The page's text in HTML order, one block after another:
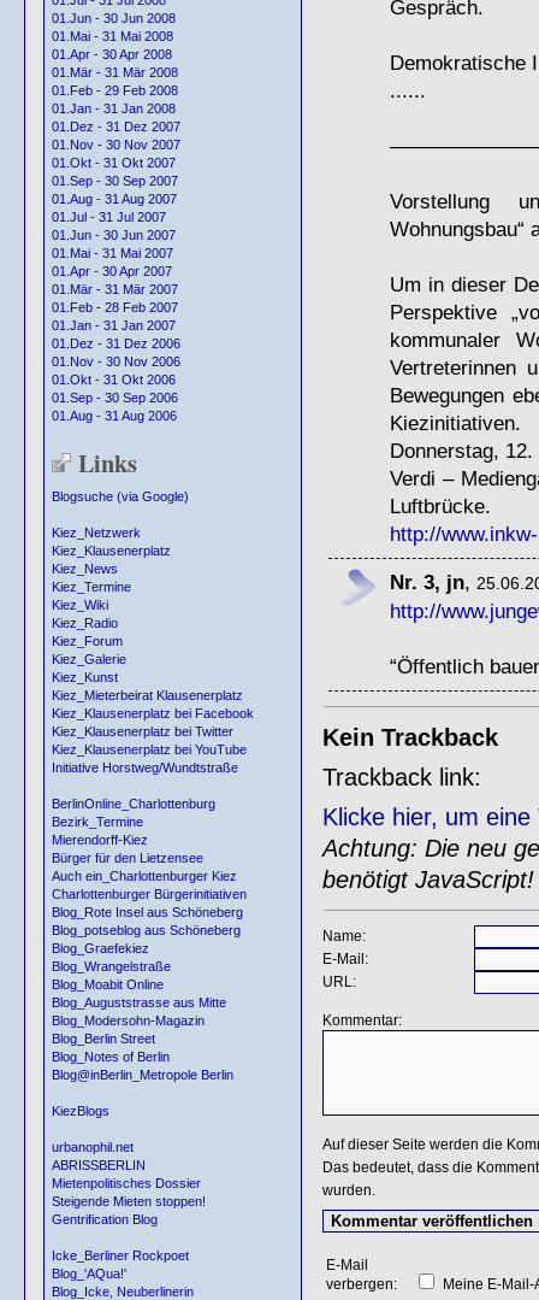
01.Jun - 30 Jun 2008
01.Mai - 31 Mai 2008
01.Apr - 30 Apr 2008
01.Mär - 31 Mär 2008
01.Feb - 29 Feb 2008
01.Jan - 31 Jan 2008
01.Dez - 31 Dez 2007
01.Nov - 30 Nov 2007
01.Okt - 31 Okt 2007
01.Sep - 30 Sep 2007
01.Aug - 31 Aug 2007
01.Jul - 31 Jul 2007
01.Jun - 30 Jun 2007
01.Mai - 31 Mai 2007
01.Apr - 30 Apr 2007
01.Mär - 31 Mär 2007
01.Feb - 28 Feb 2007
01.Jan - 31 Jan 2007
01.Dez - 31 Dez 2006
01.Nov - 30 Nov 2006
01.Okt - 31 Okt 2006
01.Sep - 30 Sep 2006
01.Aug - 31 Aug 2006
Links
Blogsuche (via Google)
Kiez_Netzwerk
Kiez_Klausenerplatz
Kiez_News
Kiez_Termine
Kiez_Wiki
Kiez_Radio
Kiez_Forum
Kiez_Galerie
Kiez_Kunst
Kiez_Mieterbeirat Klausenerplatz
Kiez_Klausenerplatz bei Facebook
Kiez_Klausenerplatz bei Twitter
Kiez_Klausenerplatz bei YouTube
Initiative Horstweg/Wundtstraße
BerlinOnline_Charlottenburg
Bezirk_Termine
Mierendorff-Kiez
Bürger für den Lietzensee
Auch ein_Charlottenburger Kiez
Charlottenburger Bürgerinitiativen
Blog_Rote Insel aus Schöneberg
Blog_potseblog aus Schöneberg
Blog_Graefekiez
Blog_Wrangelstraße
Blog_Moabit Online
Blog_Auguststrasse aus Mitte
Blog_Modersohn-Magazin
Blog_Berlin Street
Blog_Notes of Berlin
Blog@inBerlin_Metropole Berlin
KiezBlogs
urbanophil.net
ABRISSBERLIN
Mietenpolitisches Dossier
Steigende Mieten stoppen!
Gentrification Blog
Icke_Berliner Rockpoet
Blog_'AQua!'
Blog_Icke, Neuberlinerin
Gespräch.
Demokratische
......
Vorstellung
Wohnungsbau“
Um in dieser
Perspektive
kommunaler
Vertreterinnen
Bewegungen
Kiezinitiativen.
Donnerstag,
Verdi –
Luftbrücke.
http://
Nr. 3, jn,
http://
“Öffentlich
Kein Trackback
Trackback link:
Klicke hier, um
Achtung: Die neu
benötigt JavaScript!
Name:
E-Mail:
URL:
Kommentar:
Auf dieser Seite werden die
Das bedeutet, dass die
wurden.
E-Mail
verbergen:
Meine E-